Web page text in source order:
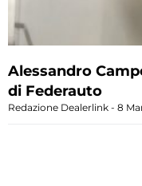
Alessandro
di Federauto
Redazione Dealerlink 8